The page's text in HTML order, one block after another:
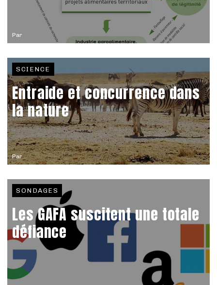
Par
Par
SCIENCE
Entraide et concurrence dans
la nature
SONDAGES
Les GAFA suscitent une totale
défiance